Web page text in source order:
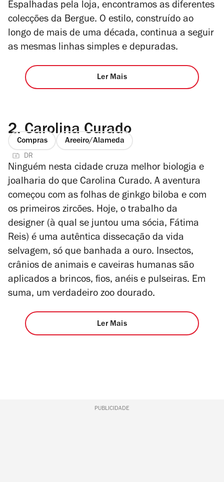
Espalhadas pela loja, encontramos as diferentes
colecções da Bergue. O estilo, construído ao
longo de mais de uma década, continua a seguir
as mesmas linhas simples e depuradas.
Ler Mais
2. Carolina Curado
Compras Areeiro/Alameda
DR
Ninguém nesta cidade cruza melhor biologia e
joalharia do que Carolina Curado. A aventura
começou com as folhas de ginkgo biloba e com
os primeiros zircões. Hoje, o trabalho da
designer (à qual se juntou uma sócia, Fátima
Reis) é uma autêntica dissecação da vida
selvagem, só que banhada a ouro. Insectos,
crânios de animais e caveiras humanas são
aplicados a brincos, fios, anéis e pulseiras. Em
suma, um verdadeiro zoo dourado.
Ler Mais
PUBLICIDADE